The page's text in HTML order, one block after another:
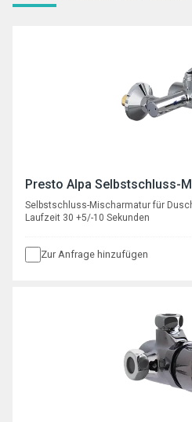
Presto Alpa Selbstschluss-
Selbstschluss-Mischarmatur für
Laufzeit 30 +5/-10 Sekunden
Zur Anfrage hinzufügen